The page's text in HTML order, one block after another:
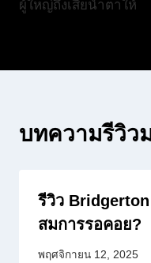
ผู้ใหญ่ถึงเสียน้ำตาให้
บทความรีวิว
รีวิว
สมการรอคอย?
พฤศจิกายน 12, 2025